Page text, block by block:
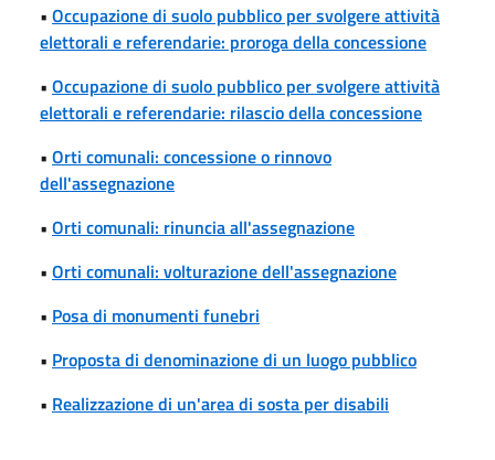
• Occupazione di suolo pubblico per svolgere attività
elettorali e referendarie: proroga della concessione
• Occupazione di suolo pubblico per svolgere attività
elettorali e referendarie: rilascio della concessione
• Orti comunali: concessione o rinnovo
dell'assegnazione
• Orti comunali: rinuncia all'assegnazione
• Orti comunali: volturazione dell'assegnazione
• Posa di monumenti funebri
• Proposta di denominazione di un luogo pubblico
• Realizzazione di un'area di sosta per disabili